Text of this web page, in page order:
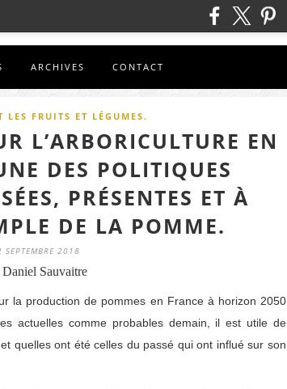
ARCHIVES CONTACT
LES FRUITS ET LÉGUMES.
L’ARBORICULTURE EN
DES POLITIQUES
PRÉSENTES ET À
DE LA POMME.
SEPTEMBRE 2018
Sauvaitre
la production de pommes en France à horizon 2050
actuelles comme probables demain, il est utile de
quelles ont été celles du passé qui ont influé sur son